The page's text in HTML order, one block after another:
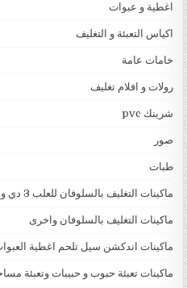
اغطية و عبوات
اكياس التعبئة و التغليف
خامات عامة
رولات و افلام تغليف
شرينك pvc
صور
طبات
ماكينات التغليف بالسلوفان للعلب 3 دي و ماكينات لصق ليبل
ماكينات التغليف بالسلوفان واخرى
ماكينات اندكشن سيل تلحم اغطية
ماكينات تعبئة حبوب و حبيبات وتعبئة